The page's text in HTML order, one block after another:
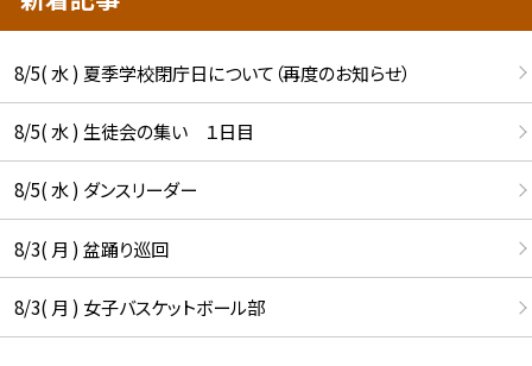
8/5( 水 ) 夏季学校閉庁日について（再度のお知らせ）
8/5( 水 ) 生徒会の集い １日目
8/5( 水 ) ダンスリーダー
8/3( 月 ) 盆踊り巡回
8/3( 月 ) 女子バスケットボール部